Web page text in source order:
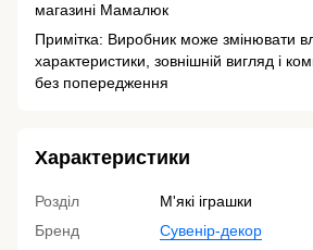
магазині Мамалюк
Примітка: Виробник може змінювати
характеристики, зовнішній вигляд і
без попередження
Характеристики
Розділ
М'які іграшки
Бренд
Сувенір-декор